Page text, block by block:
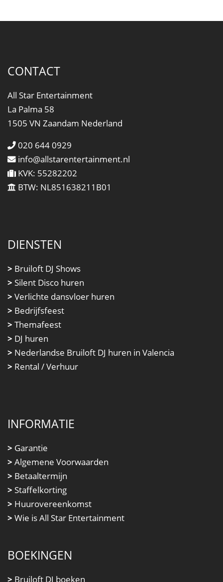
CONTACT
All Star Entertainment
La Palma 58
1505 VN Zaandam Nederland
020 644 0929
info@allstarentertainment.nl
KVK: 55282202
BTW: NL851638211B01
DIENSTEN
> Bruiloft DJ Shows
> Silent Disco huren
> Verlichte dansvloer huren
> Bedrijfsfeest
> Themafeest
> DJ huren
> Nederlandse Bruiloft DJ huren in Valencia
> Rental / Verhuur
INFORMATIE
> Garantie
> Algemene Voorwaarden
> Betaaltermijn
> Staffelkorting
> Huurovereenkomst
> Wie is All Star Entertainment
BOEKINGEN
> Bruiloft DJ boeken